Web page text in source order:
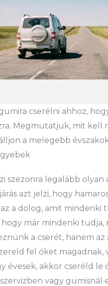
cserélni ahhoz,
Megmutatjuk, mit
a melegebb
szezonra legalább
azt jelzi, hogy
a dolog, amit
már mindenki
a cserét, hanem az
fel őket magadnak,
évesek, akkor cseréld le
vagy